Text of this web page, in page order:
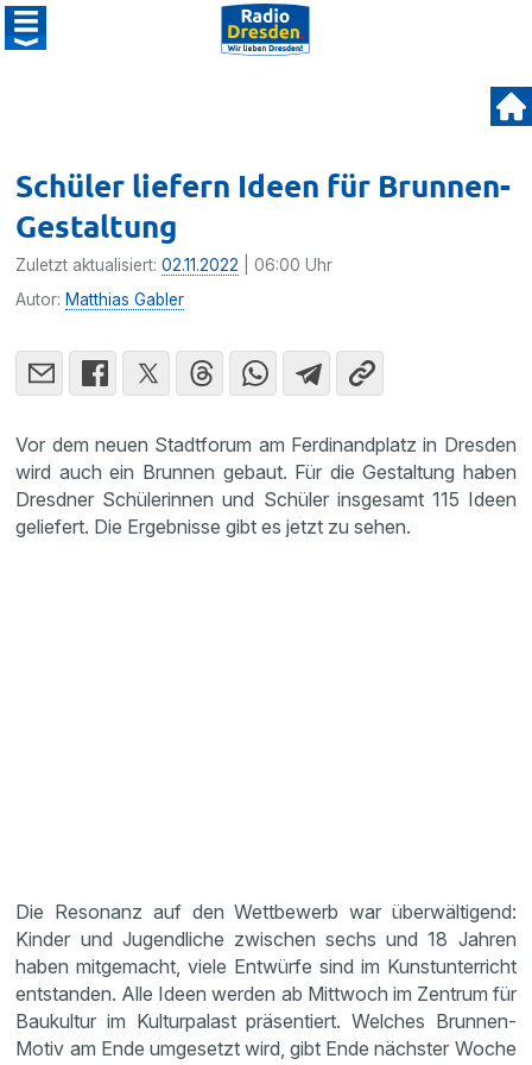
Schüler liefern Ideen für Brunnen-
Gestaltung
Zuletzt aktualisiert:02.11.2022 | 06:00 Uhr
Autor: Matthias Gabler
Vor dem neuen Stadtforum am Ferdinandplatz in Dresden
wird auch ein Brunnen gebaut. Für die Gestaltung haben
Dresdner Schülerinnen und Schüler insgesamt 115 Ideen
geliefert. Die Ergebnisse gibt es jetzt zu sehen.
Die Resonanz auf den Wettbewerb war überwältigend:
Kinder und Jugendliche zwischen sechs und 18 Jahren
haben mitgemacht, viele Entwürfe sind im Kunstunterricht
entstanden. Alle Ideen werden ab Mittwoch im Zentrum für
Baukultur im Kulturpalast präsentiert. Welches Brunnen-
Motiv am Ende umgesetzt wird, gibt Ende nächster Woche